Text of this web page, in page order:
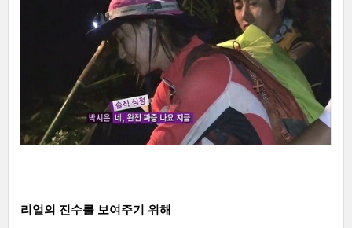
리얼의 진수를 보여주기 위해